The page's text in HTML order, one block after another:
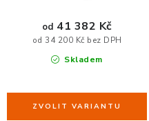
NÁDOBY NA ODPAD
SCHRÁNKY NA KLÍČE A LÉKY
DESIGN A STYL V
Skladem
od 34 200 Kč bez DPH
od 41 382 Kč